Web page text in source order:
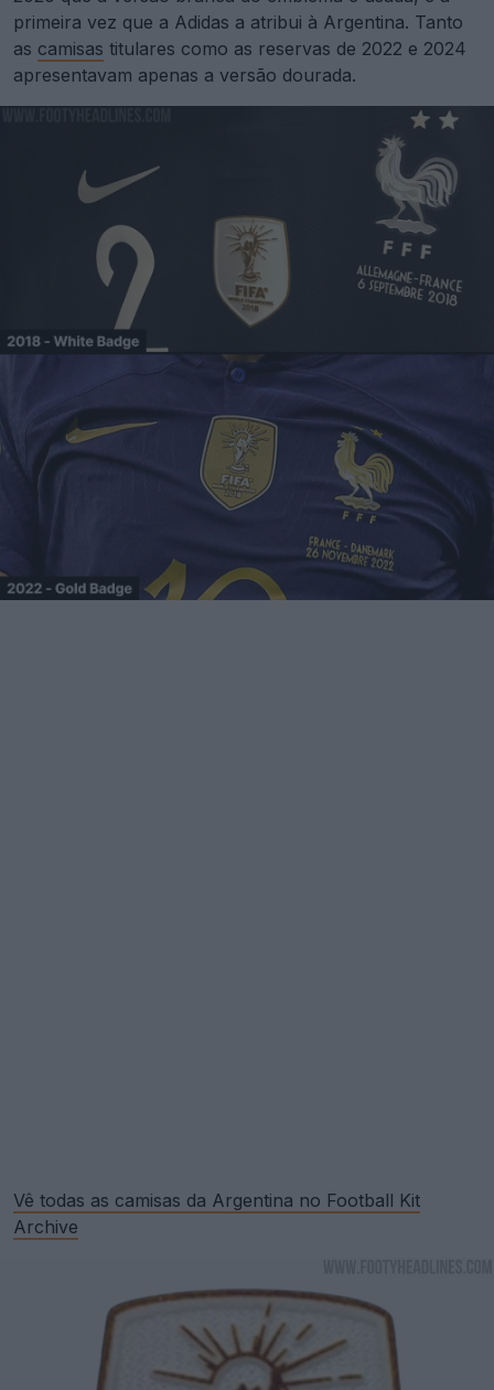
primeira vez que a Adidas a atribui à Argentina. Tanto
as camisas titulares como as reservas de 2022 e 2024
apresentavam apenas a versão dourada.
Vê todas as camisas da Argentina no Football Kit
Archive